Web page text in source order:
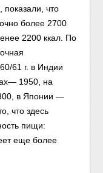
что
более 2700
2200 ккал. По
61 г. в Индии
1950, на
в Японии —
что здесь
пищи:
еще более